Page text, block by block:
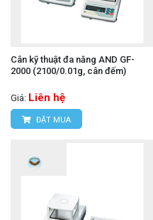
Cân kỹ thuật đa năng AND GF-
2000 (2100/0.01g, cân đếm)
Giá: Liên hệ
ĐẶT MUA